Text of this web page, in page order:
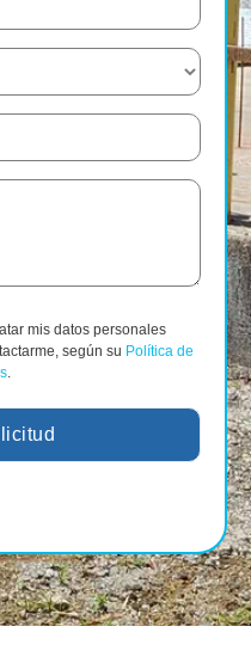
mis datos personales
según su Política de